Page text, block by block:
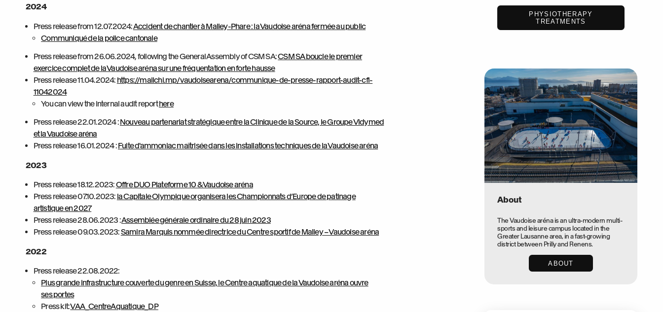
2024
Press release from 12.07.2024:Accident de chantier à Malley-Phare : la Vaudoise aréna fermée au public
Communiqué de la police cantonale
Press release from 26.06.2024, following the General Assembly of CSM SA:CSM SA boucle le premier
exercice complet de la Vaudoise aréna sur une fréquentation en forte hausse
Press release 11.04.2024: https://mailchi.mp/vaudoisearena/communique-de-presse-rapport-audit-cfl-
11042024
You can view the internal audit reporthere
Press release 22.01.2024 :Nouveau partenariat stratégique entre la Clinique de la Source, le Groupe Vidymed
et la Vaudoise aréna
Press release 16.01.2024 :Fuite d'ammoniac maîtrisée dans les installations techniques de la Vaudoise aréna
2023
Press release 18.12.2023:Offre DUO Plateforme 10 & Vaudoise aréna
Press release 07.10.2023: la Capitale Olympique organisera les Championnats d’Europe de patinage
artistique en 2027
Press release 28.06.2023 :Assemblée générale ordinaire du 28 juin 2023
Press release 09.03.2023:Samira Marquis nommée directrice du Centre sportif de Malley – Vaudoise aréna
2022
Press release 22.08.2022:
Plus grande infrastructure couverte du genre en Suisse, le Centre aquatique de la Vaudoise aréna ouvre
ses portes
Press kit:VAA_CentreAquatique_DP
PHYSIOTHERAPY
TREATMENTS
About
The Vaudoise aréna is an ultra-modern multi-
sports and leisure campus located in the
Greater Lausanne area, in a fast-growing
district between Prilly and Renens.
ABOUT